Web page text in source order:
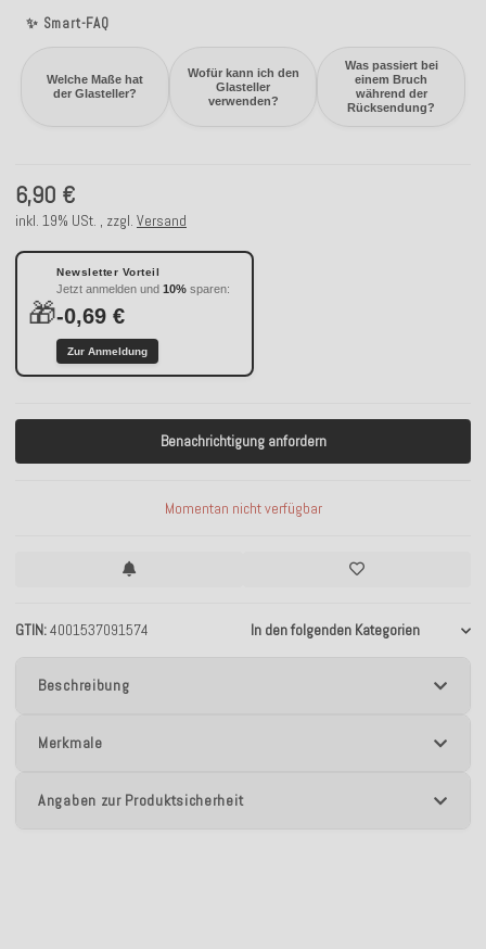
✨ Smart-FAQ
Welche Maße hat
der Glasteller?
Wofür kann ich den
Glasteller
verwenden?
Was passiert bei
einem Bruch
während der
Rücksendung?
GTIN 4001537091574 In den folgenden Kategorien
6,90 €
inkl. 19% USt. , zzgl. Versand
🎁
Newsletter Vorteil
Jetzt anmelden und 10% sparen:
-0,69 €
Zur Anmeldung
Benachrichtigung anfordern
Momentan nicht verfügbar
Beschreibung
Merkmale
Angaben zur Produktsicherheit